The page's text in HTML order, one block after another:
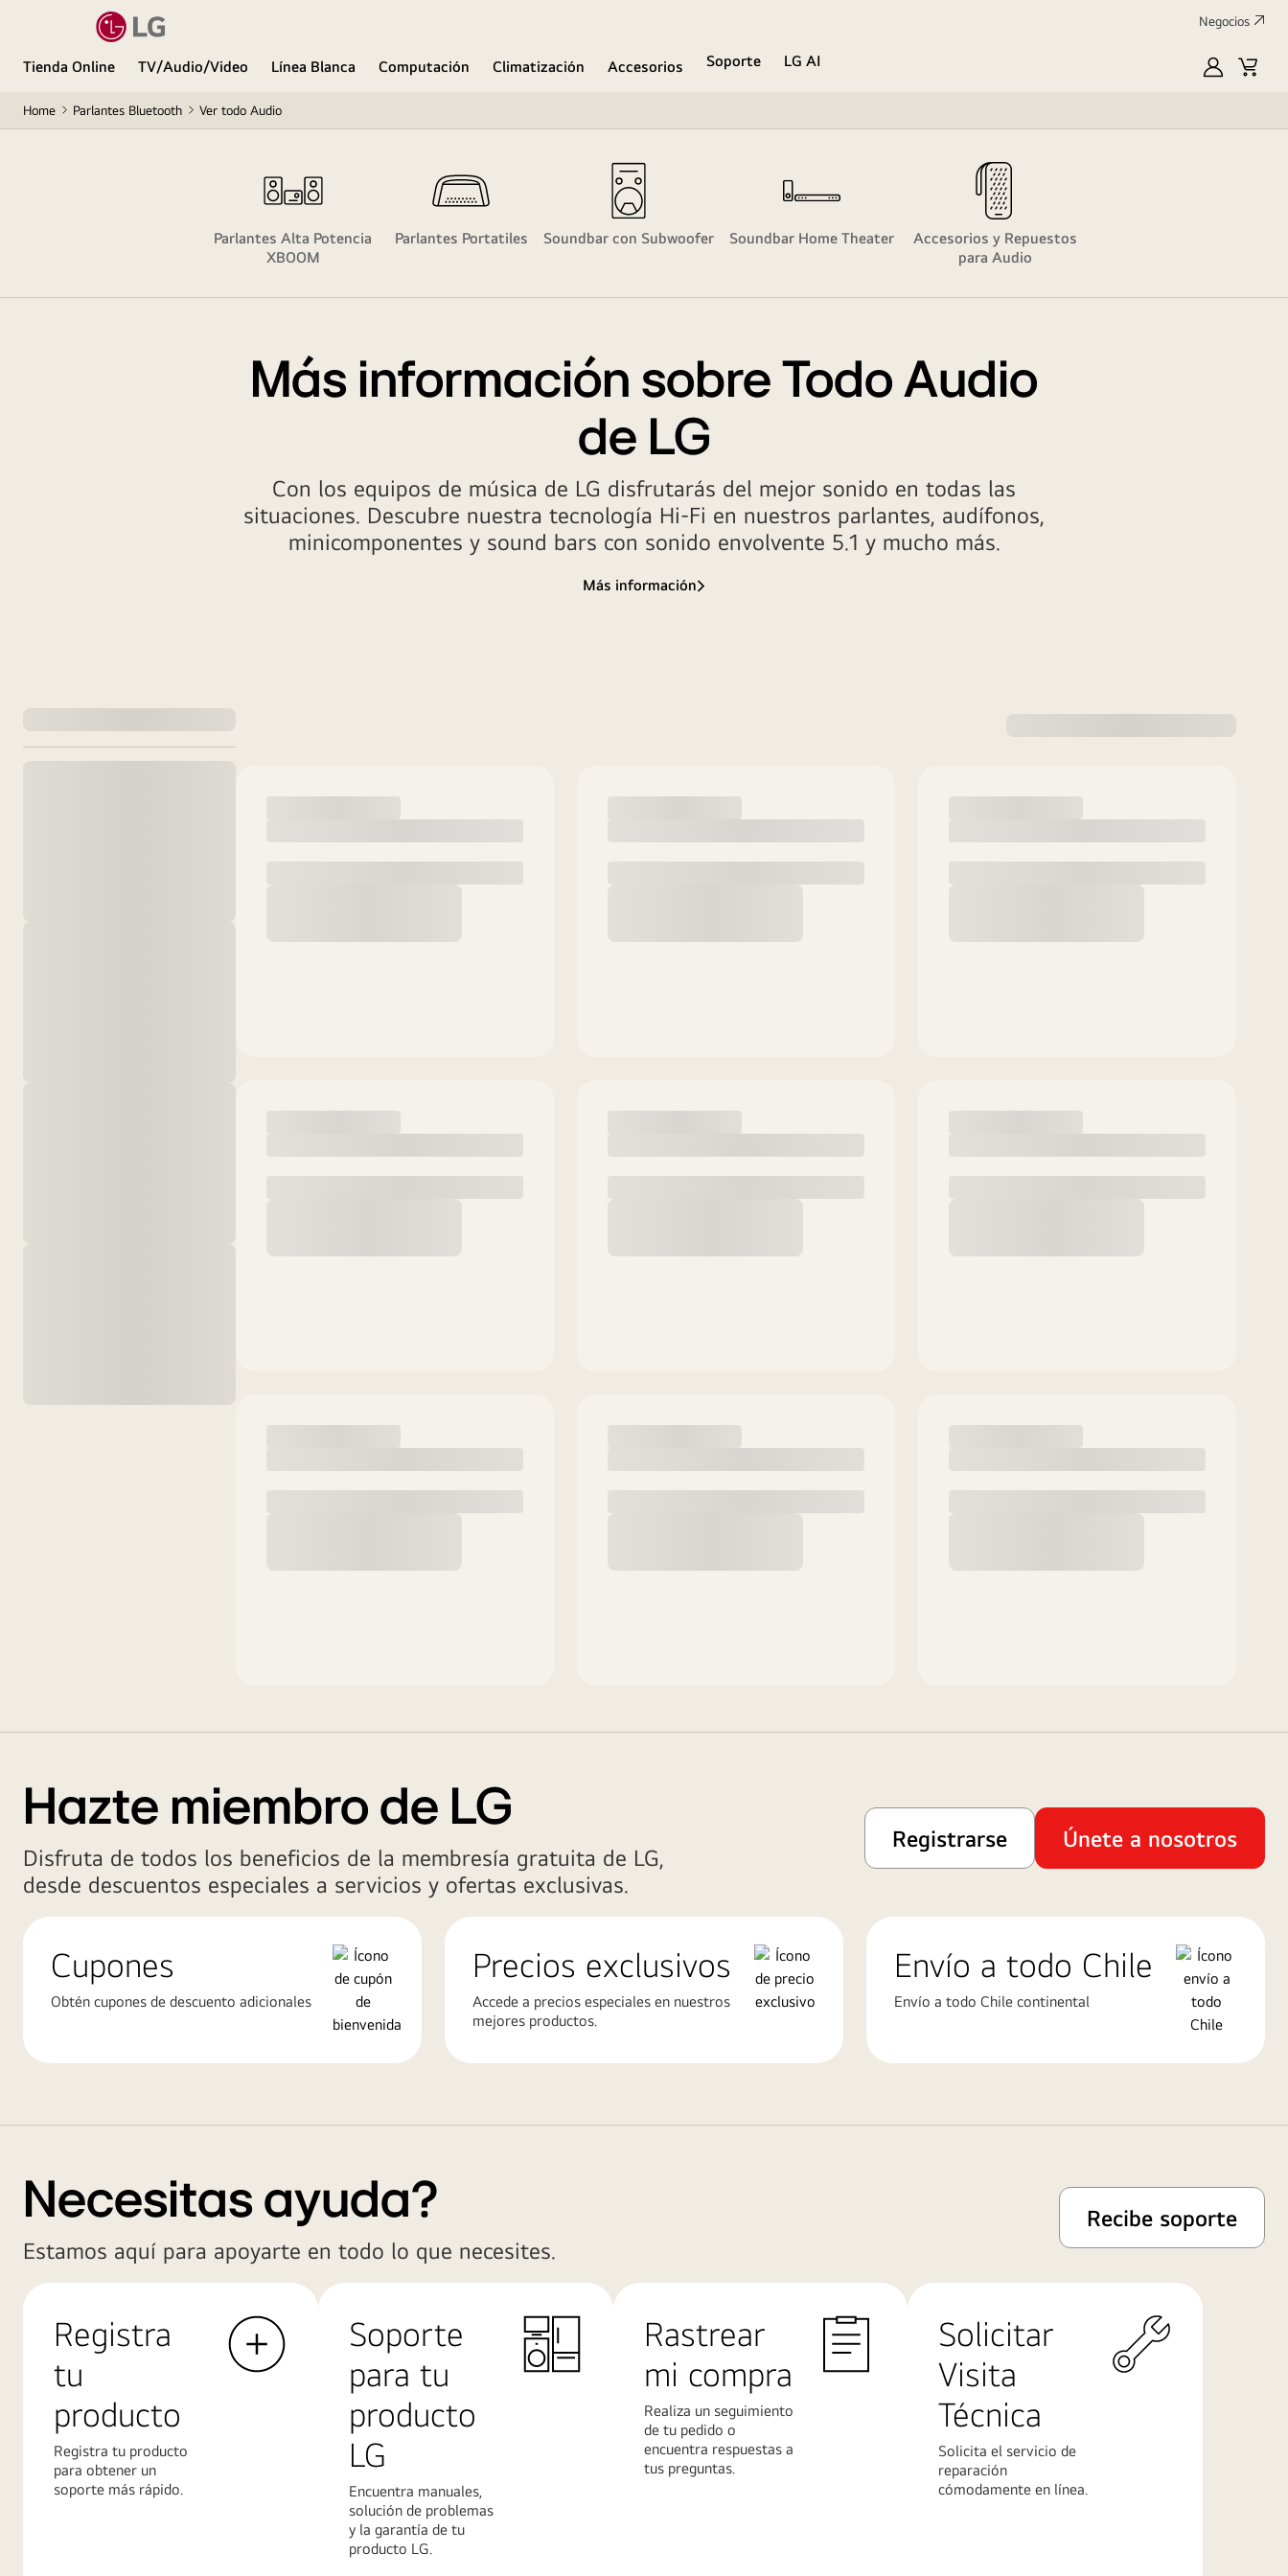
Negocios
Tienda Online TV/Audio/Video Línea Blanca Computación Climatización Accesorios Soporte
LG AI
MyLG
Home Parlantes Bluetooth Ver todo Audio
Parlantes Alta Potencia
XBOOM
Parlantes Portatiles Soundbar con Subwoofer Soundbar Home Theater
Accesorios y Repuestos
para Audio
Más información sobre Todo Audio
de LG
Con los equipos de música de LG disfrutarás del mejor sonido en todas las
situaciones. Descubre nuestra tecnología Hi-Fi en nuestros parlantes, audífonos,
minicomponentes y sound bars con sonido envolvente 5.1 y mucho más.
Más información
Hazte miembro de LG
Disfruta de todos los beneficios de la membresía gratuita de LG,
desde descuentos especiales a servicios y ofertas exclusivas.
Registrarse Únete a nosotros
Cupones
Obtén cupones de descuento adicionales
Precios exclusivos
Accede a precios especiales en nuestros
mejores productos.
Envío a todo Chile
Envío a todo Chile continental
Necesitas ayuda?
Estamos aquí para apoyarte en todo lo que necesites.
Recibe soporte
Registra
tu
producto
Registra tu producto
para obtener un
soporte más rápido.
Soporte
para tu
producto
LG
Encuentra manuales,
solución de problemas
y la garantía de tu
producto LG.
Rastrear
mi compra
Realiza un seguimiento
de tu pedido o
encuentra respuestas a
tus preguntas.
Solicitar
Visita
Técnica
Solicita el servicio de
reparación
cómodamente en línea.